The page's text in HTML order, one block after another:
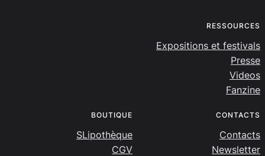
RESSOURCES
Expositions et festivals
Presse
Videos
Fanzine
BOUTIQUE
SLipothèque
CGV
CONTACTS
Contacts
Newsletter